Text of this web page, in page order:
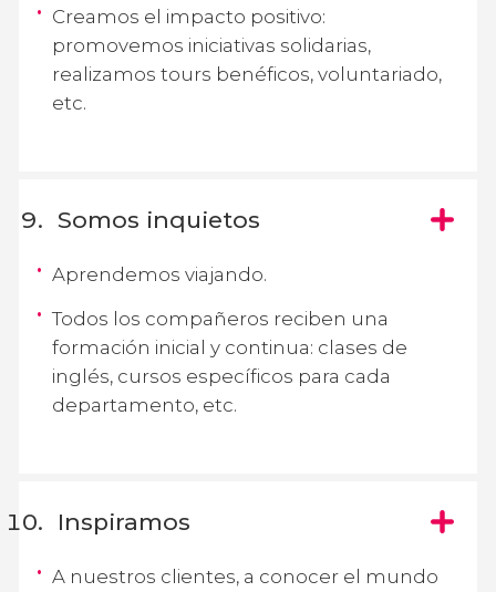
Creamos el impacto positivo:
promovemos iniciativas solidarias,
realizamos tours benéficos, voluntariado,
etc.
Somos inquietos
Aprendemos viajando.
Todos los compañeros reciben una
formación inicial y continua: clases de
inglés, cursos específicos para cada
departamento, etc.
Inspiramos
A nuestros clientes, a conocer el mundo